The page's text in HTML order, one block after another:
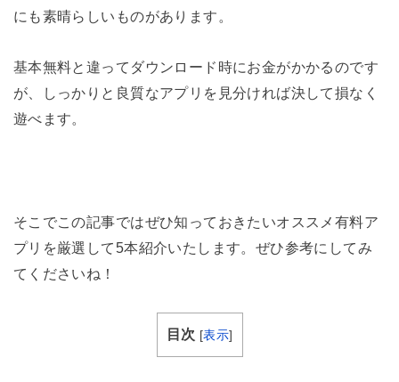
にも素晴らしいものがあります。
基本無料と違ってダウンロード時にお金がかかるのです
が、しっかりと良質なアプリを見分ければ決して損なく
遊べます。
そこでこの記事ではぜひ知っておきたいオススメ有料ア
プリを厳選して5本紹介いたします。ぜひ参考にしてみ
てくださいね！
目次 [表示]